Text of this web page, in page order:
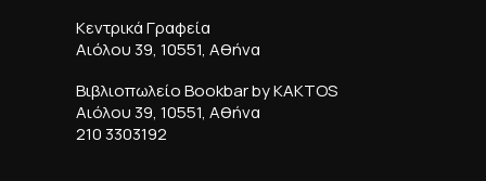
Κεντρικά Γραφεία
Αιόλου 39, 10551, Αθήνα
Βιβλιοπωλείο Bookbar by KAKTOS
Αιόλου 39, 10551, Αθήνα
210 3303192